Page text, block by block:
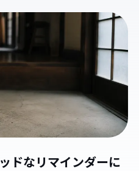
ドなリマインダーに